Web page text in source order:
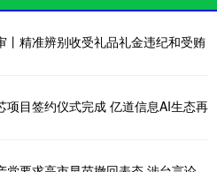
丨精准辨别收受礼品礼金违纪和受贿
项目签约仪式完成 亿道信息AI生态再